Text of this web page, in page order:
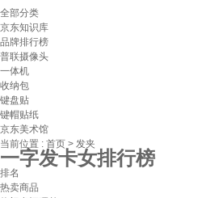
全部分类
京东知识库
品牌排行榜
普联摄像头
一体机
收纳包
键盘贴
键帽贴纸
京东美术馆
当前位置 : 首页 > 发夹
一字发卡女排行榜
排名
热卖商品